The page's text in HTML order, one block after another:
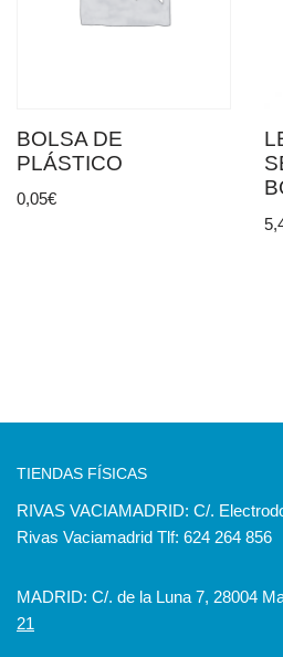
BOLSA DE
PLÁSTICO
0,05€
TIENDAS FÍSICAS
RIVAS VACIAMADRID: C/.
Rivas Vaciamadrid Tlf: 624 264 856
MADRID: C/. de la Luna 7, 28004
21